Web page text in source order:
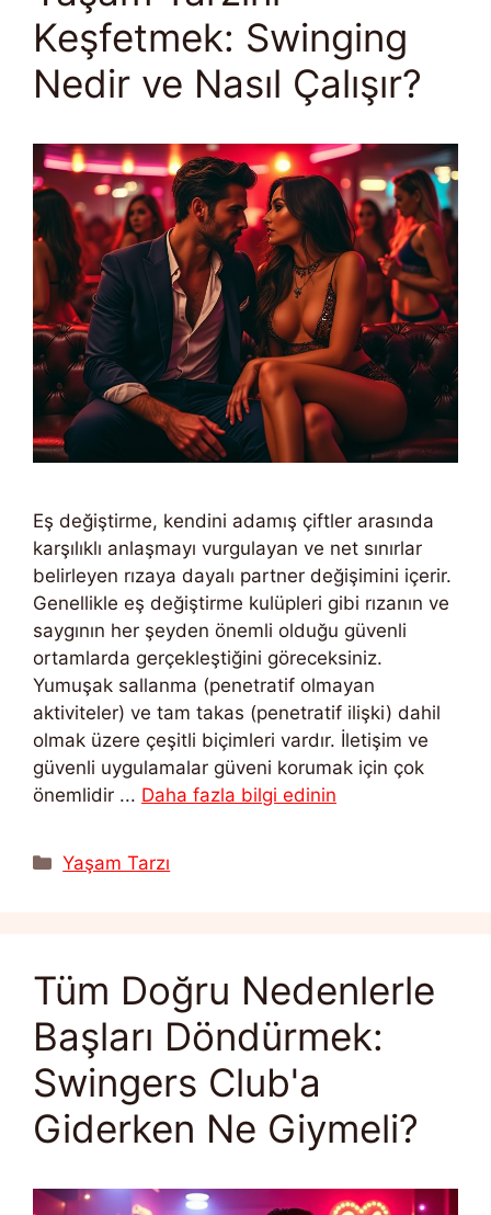
Keşfetmek: Swinging
Nedir ve Nasıl Çalışır?
Eş değiştirme, kendini adamış çiftler arasında
karşılıklı anlaşmayı vurgulayan ve net sınırlar
belirleyen rızaya dayalı partner değişimini içerir.
Genellikle eş değiştirme kulüpleri gibi rızanın ve
saygının her şeyden önemli olduğu güvenli
ortamlarda gerçekleştiğini göreceksiniz.
Yumuşak sallanma (penetratif olmayan
aktiviteler) ve tam takas (penetratif ilişki) dahil
olmak üzere çeşitli biçimleri vardır. İletişim ve
güvenli uygulamalar güveni korumak için çok
önemlidir ... Daha fazla bilgi edinin
Kategoriler
Yaşam Tarzı
Tüm Doğru Nedenlerle
Başları Döndürmek:
Swingers Club'a
Giderken Ne Giymeli?